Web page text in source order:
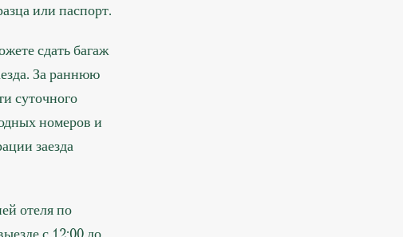
или паспорт.
сдать багаж
За раннюю
суточного
номеров и
заезда
отеля по